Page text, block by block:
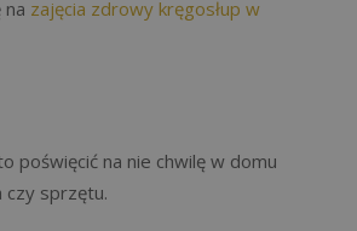
zajęcia zdrowy kręgosłup w
poświęcić na nie chwilę w domu
czy sprzętu.